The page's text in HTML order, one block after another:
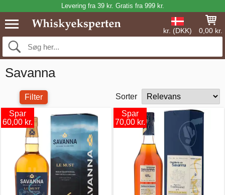
Levering fra 39 kr. Gratis fra 999 kr.
kr. (DKK) 0,00 kr.
Savanna
Filter
Sorter
Spar
60,00 kr.
Spar
70,00 kr.